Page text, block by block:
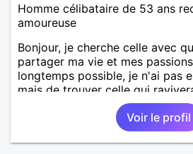
Homme célibataire de 53 ans
amoureuse
Bonjour, je cherche celle avec
partager ma vie et mes
longtemps possible, je n'ai pas
mais de trouver celle qui
que je ne sois pas pressé outre
musique, le mer, les sorties en
aussi à partager vos passions,
d'adaptatif qui sait être
Voir le profil